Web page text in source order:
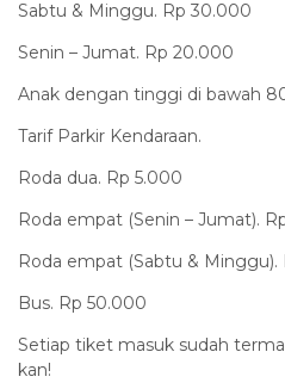
Sabtu & Minggu. Rp 30.000
Senin – Jumat. Rp 20.000
Anak dengan tinggi di bawah
Tarif Parkir Kendaraan.
Roda dua. Rp 5.000
Roda empat (Senin – Jumat).
Roda empat (Sabtu & Minggu).
Bus. Rp 50.000
Setiap tiket masuk sudah
kan!